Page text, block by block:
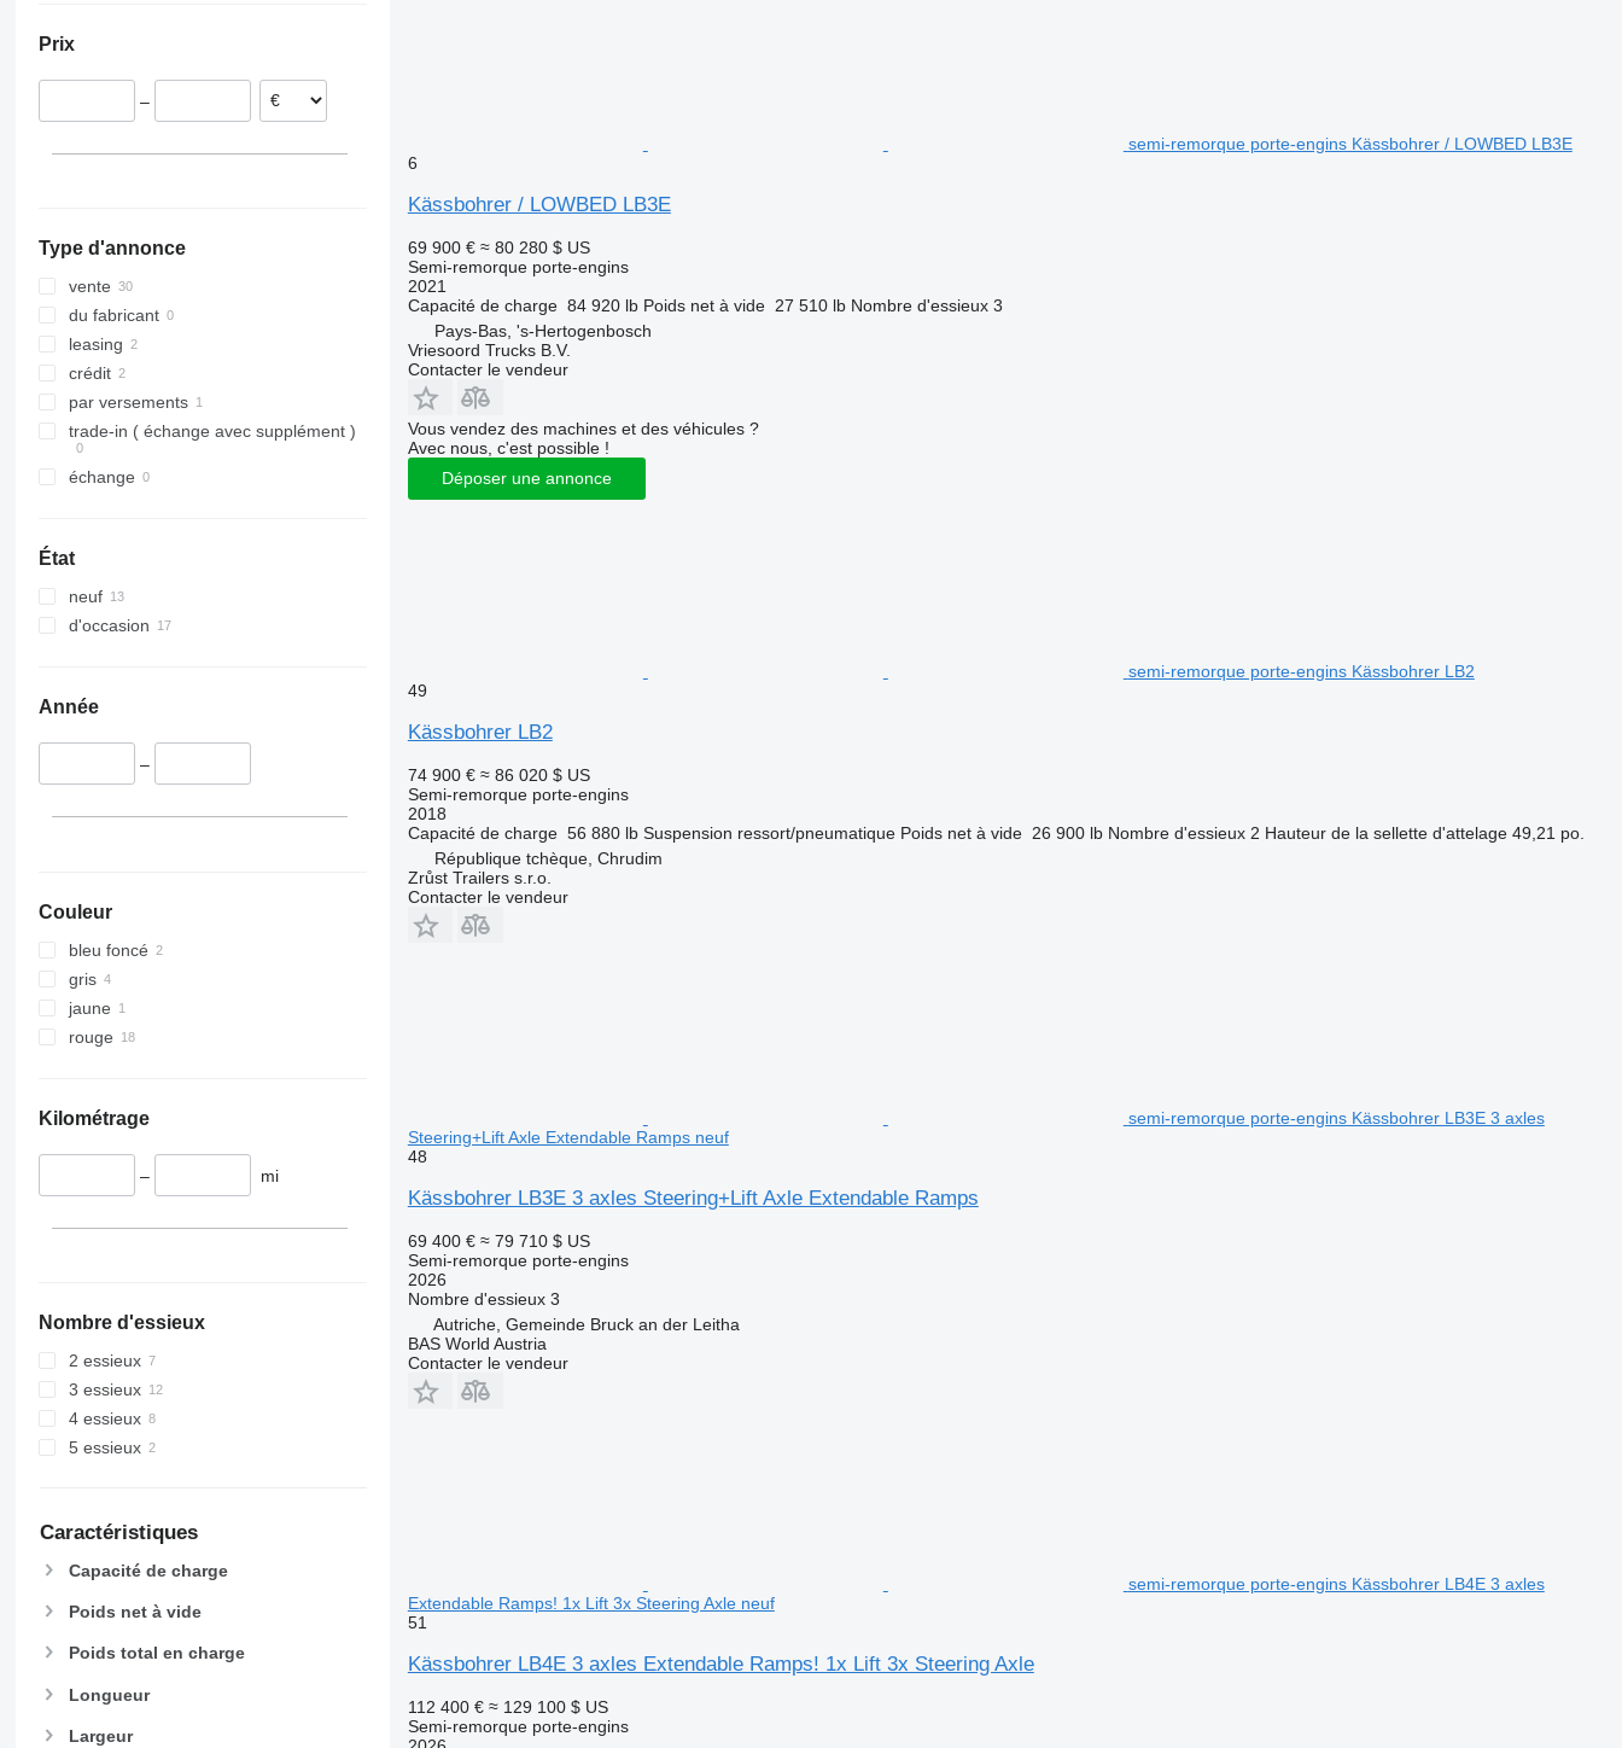
Pologne
Lituanie
Prix
–
Type d'annonce
vente
du fabricant
leasing
crédit
par versements
trade-in ( échange avec supplément )
échange
État
neuf
d'occasion
Année
–
Couleur
bleu foncé
gris
jaune
rouge
Kilométrage
– mi
Nombre d'essieux
2 essieux
3 essieux
4 essieux
5 essieux
Caractéristiques
Capacité de charge
Poids net à vide
Poids total en charge
Longueur
Largeur
semi-remorque porte-engins Kässbohrer / LOWBED LB3E
6
Kässbohrer / LOWBED LB3E
69 900 € ≈ 80 280 $ US
Semi-remorque porte-engins
2021
Capacité de charge 84 920 lb Poids net à vide 27 510 lb Nombre d'essieux 3
Pays-Bas, 's-Hertogenbosch
Vriesoord Trucks B.V.
Contacter le vendeur
Vous vendez des machines et des véhicules ?
Avec nous, c'est possible !
Déposer une annonce
semi-remorque porte-engins Kässbohrer LB2
49
Kässbohrer LB2
74 900 € ≈ 86 020 $ US
Semi-remorque porte-engins
2018
Capacité de charge 56 880 lb Suspension ressort/pneumatique Poids net à vide 26 900 lb Nombre d'essieux 2 Hauteur de la sellette d'attelage 49,21 po.
République tchèque, Chrudim
Zrůst Trailers s.r.o.
Contacter le vendeur
semi-remorque porte-engins Kässbohrer LB3E 3 axles
Steering+Lift Axle Extendable Ramps neuf
48
Kässbohrer LB3E 3 axles Steering+Lift Axle Extendable Ramps
69 400 € ≈ 79 710 $ US
Semi-remorque porte-engins
2026
Nombre d'essieux 3
Autriche, Gemeinde Bruck an der Leitha
BAS World Austria
Contacter le vendeur
semi-remorque porte-engins Kässbohrer LB4E 3 axles
Extendable Ramps! 1x Lift 3x Steering Axle neuf
51
Kässbohrer LB4E 3 axles Extendable Ramps! 1x Lift 3x Steering Axle
112 400 € ≈ 129 100 $ US
Semi-remorque porte-engins